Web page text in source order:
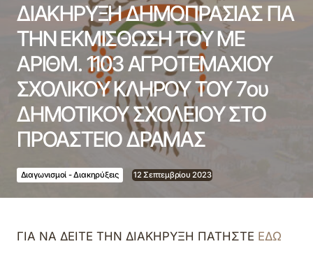
ΔΙΑΚΗΡΥΞΗ ΔΗΜΟΠΡΑΣΙΑΣ ΓΙΑ
ΤΗΝ ΕΚΜΙΣΘΩΣΗ ΤΟΥ ΜΕ
ΑΡΙΘΜ. 1103 ΑΓΡΟΤΕΜΑΧΙΟΥ
ΣΧΟΛΙΚΟΥ ΚΛΗΡΟΥ ΤΟΥ 7ου
ΔΗΜΟΤΙΚΟΥ ΣΧΟΛΕΙΟΥ ΣΤΟ
ΠΡΟΑΣΤΕΙΟ ΔΡΑΜΑΣ
Διαγωνισμοί - Διακηρύξεις 12 Σεπτεμβρίου 2023
ΓΙΑ ΝΑ ΔΕΙΤΕ ΤΗΝ ΔΙΑΚΗΡΥΞΗ ΠΑΤΗΣΤΕ ΕΔΩ